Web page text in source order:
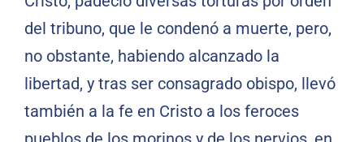
del tribuno, que le condenó a muerte, pero,
no obstante, habiendo alcanzado la
libertad, y tras ser consagrado obispo, llevó
también a la fe en Cristo a los feroces